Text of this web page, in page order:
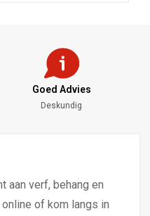
Goed Advies
Deskundig
aan verf, behang en
of kom langs in